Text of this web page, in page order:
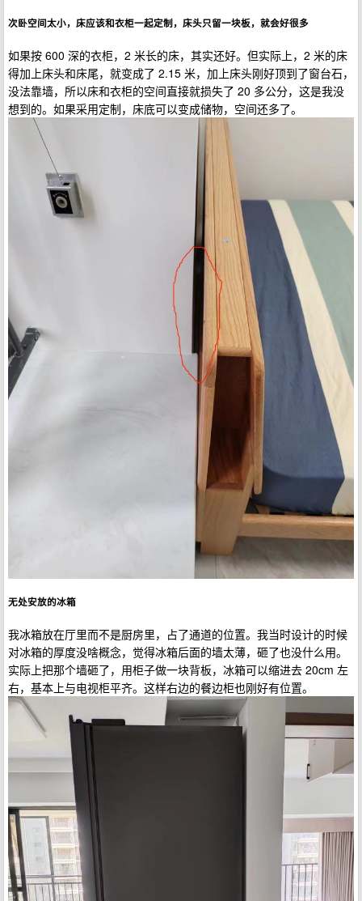
次卧空间太小，床应该和衣柜一起定制，床头只留一块板，就会好很多
如果按 600 深的衣柜，2 米长的床，其实还好。但实际上，2 米的床
得加上床头和床尾，就变成了 2.15 米，加上床头刚好顶到了窗台石，
没法靠墙，所以床和衣柜的空间直接就损失了 20 多公分，这是我没
想到的。如果采用定制，床底可以变成储物，空间还多了。
无处安放的冰箱
我冰箱放在厅里而不是厨房里，占了通道的位置。我当时设计的时候
对冰箱的厚度没啥概念，觉得冰箱后面的墙太薄，砸了也没什么用。
实际上把那个墙砸了，用柜子做一块背板，冰箱可以缩进去 20cm 左
右，基本上与电视柜平齐。这样右边的餐边柜也刚好有位置。